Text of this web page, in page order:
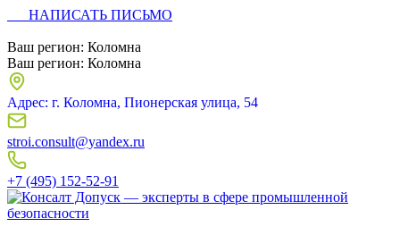
НАПИСАТЬ ПИСЬМО
Ваш регион: Коломна
Ваш регион: Коломна
Адрес: г. Коломна, Пионерская улица, 54
stroi.consult@yandex.ru
+7 (495) 152-52-91